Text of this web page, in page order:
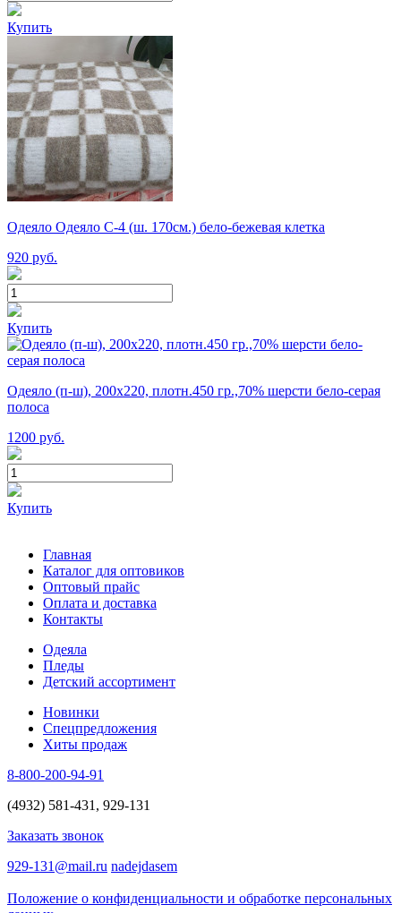
Купить
Одеяло Одеяло С-4 (ш. 170см.) бело-бежевая клетка
920 руб.
Купить
Одеяло (п-ш), 200х220, плотн.450 гр.,70% шерсти бело-серая
полоса
1200 руб.
Купить
Главная
Каталог для оптовиков
Оптовый прайс
Оплата и доставка
Контакты
Одеяла
Пледы
Детский ассортимент
Новинки
Спецпредложения
Хиты продаж
8-800-200-94-91
(4932) 581-431, 929-131
Заказать звонок
929-131@mail.ru nadejdasem
Положение о конфиденциальности и обработке персональных